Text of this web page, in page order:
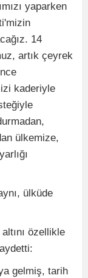
yaparken
14
artık çeyrek
kaderiyle
ülkemize,
ülküde
özellikle
gelmiş, tarih